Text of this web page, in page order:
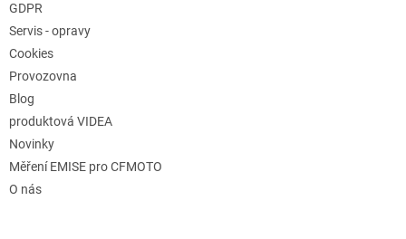
GDPR
Servis - opravy
Cookies
Provozovna
Blog
produktová VIDEA
Novinky
Měření EMISE pro CFMOTO
O nás